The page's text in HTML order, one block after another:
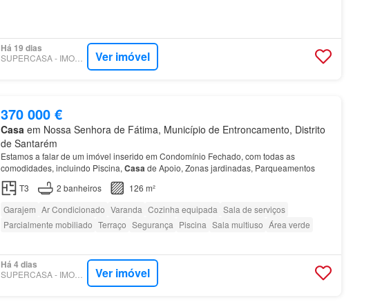
Há 19 dias
SUPERCASA - IMOCONCEITO Ver imóvel
370 000 €
Casa em Nossa Senhora de Fátima, Município de Entroncamento, Distrito
de Santarém
Estamos a falar de um imóvel inserido em Condomínio Fechado, com todas as
comodidades, incluindo Piscina, Casade Apoio, Zonas jardinadas, Parqueamentos
T3
2 banheiros
126 m²
Garajem Ar Condicionado Varanda Cozinha equipada Sala de serviços
Parcialmente mobiliado Terraço Segurança Piscina Sala multiuso Área verde
Há 4 dias
SUPERCASA - IMOCONCEITO Ver imóvel